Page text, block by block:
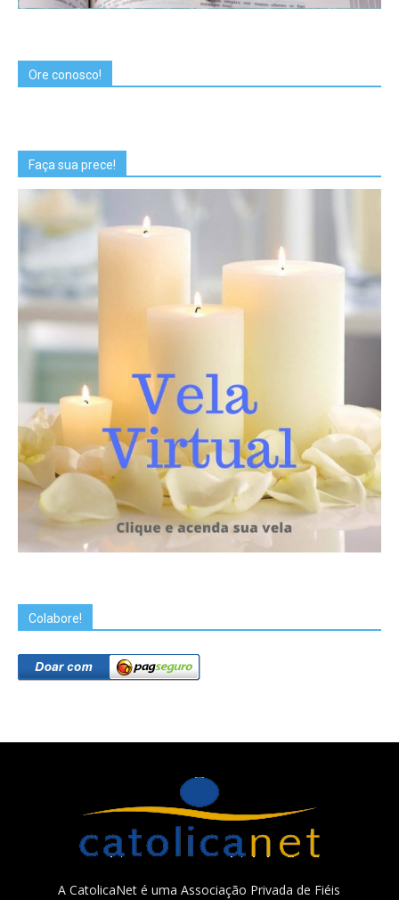
Ore conosco!
Faça sua prece!
Colabore!
A CatolicaNet é uma Associação Privada de Fiéis